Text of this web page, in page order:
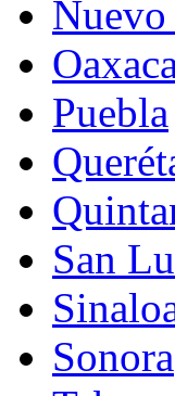
Puebla
San
Sonora